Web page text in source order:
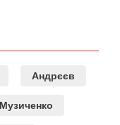
Андрєєв